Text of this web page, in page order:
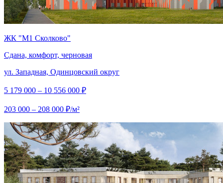
ЖК "М1 Сколково"
Сдана, комфорт, черновая
ул. Западная, Одинцовский округ
5 179 000 – 10 556 000 ₽
203 000 – 208 000 ₽/м²